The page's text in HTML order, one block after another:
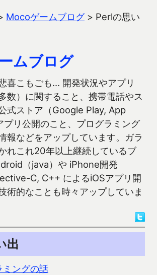
Mocoゲームブログ> Perlの思い
ムブログ
喜こもごも… 開発状況やアプリ
数）に関すること、携帯電話やス
式ストア（Google Play, App
リ公開のこと、プログラミング
報などをアップしています。ガラ
れこれ20年以上継続しているブ
（java）や iPhone開発
C, C++ によるiOSアプリ開
術的なことも時々アップしていま
出
ミングの話